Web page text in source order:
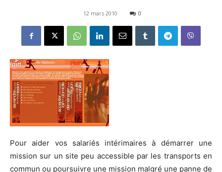
12 mars 2010 0
Pour aider vos salariés intérimaires à démarrer une
mission sur un site peu accessible par les transports en
commun ou poursuivre une mission malgré une panne de